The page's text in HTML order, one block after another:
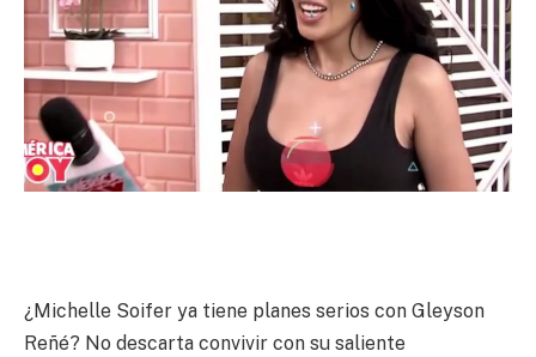
¿Michelle Soifer ya tiene planes serios con Gleyson
Reñé? No descarta convivir con su saliente